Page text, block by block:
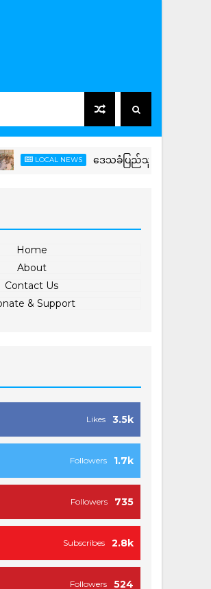
NEWS ဒေသခံပြည်သူများနှင့် ကျောင်းသာ
Home
About
Contact Us
& Support
3.5k
Likes
1.7k
Followers
735
Followers
2.8k
Subscribes
524
Followers